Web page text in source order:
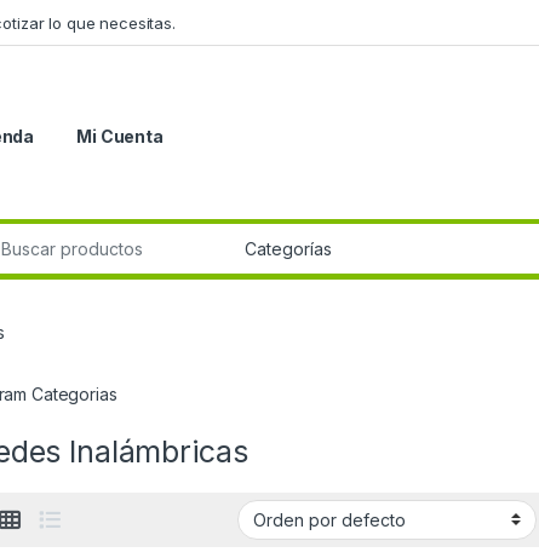
lo que necesitas.
Mi Cuenta
for:
Categorias
Inalámbricas